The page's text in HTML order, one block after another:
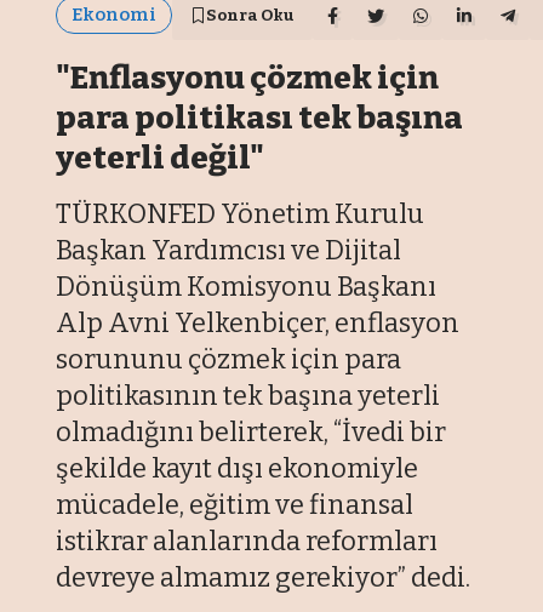
Ekonomi Sonra Oku
"Enflasyonu çözmek için
para politikası tek başına
yeterli değil"
TÜRKONFED Yönetim Kurulu
Başkan Yardımcısı ve Dijital
Dönüşüm Komisyonu Başkanı
Alp Avni Yelkenbiçer, enflasyon
sorununu çözmek için para
politikasının tek başına yeterli
olmadığını belirterek, “İvedi bir
şekilde kayıt dışı ekonomiyle
mücadele, eğitim ve finansal
istikrar alanlarında reformları
devreye almamız gerekiyor” dedi.